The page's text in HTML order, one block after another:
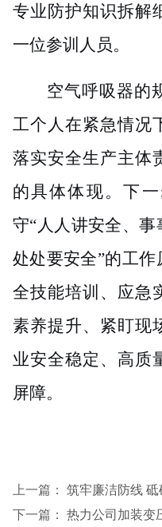
专业防护知识拆解
一位参训人员。
空气呼吸器的
工个人在紧急情况
落实安全生产主体
的具体体现。下
守“人人讲安全、事
处处要安全”的工
全技能培训、应急
素养提升、紧盯现
业安全稳定、高质
屏障。
上一篇： 筑牢廉洁防线 砥砺初心
下一篇： 热力公司加装变